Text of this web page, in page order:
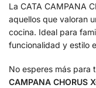
La CATA CAMPANA
aquellos que valoran
cocina. Ideal para
funcionalidad y estilo
No esperes más para
CAMPANA CHORUS